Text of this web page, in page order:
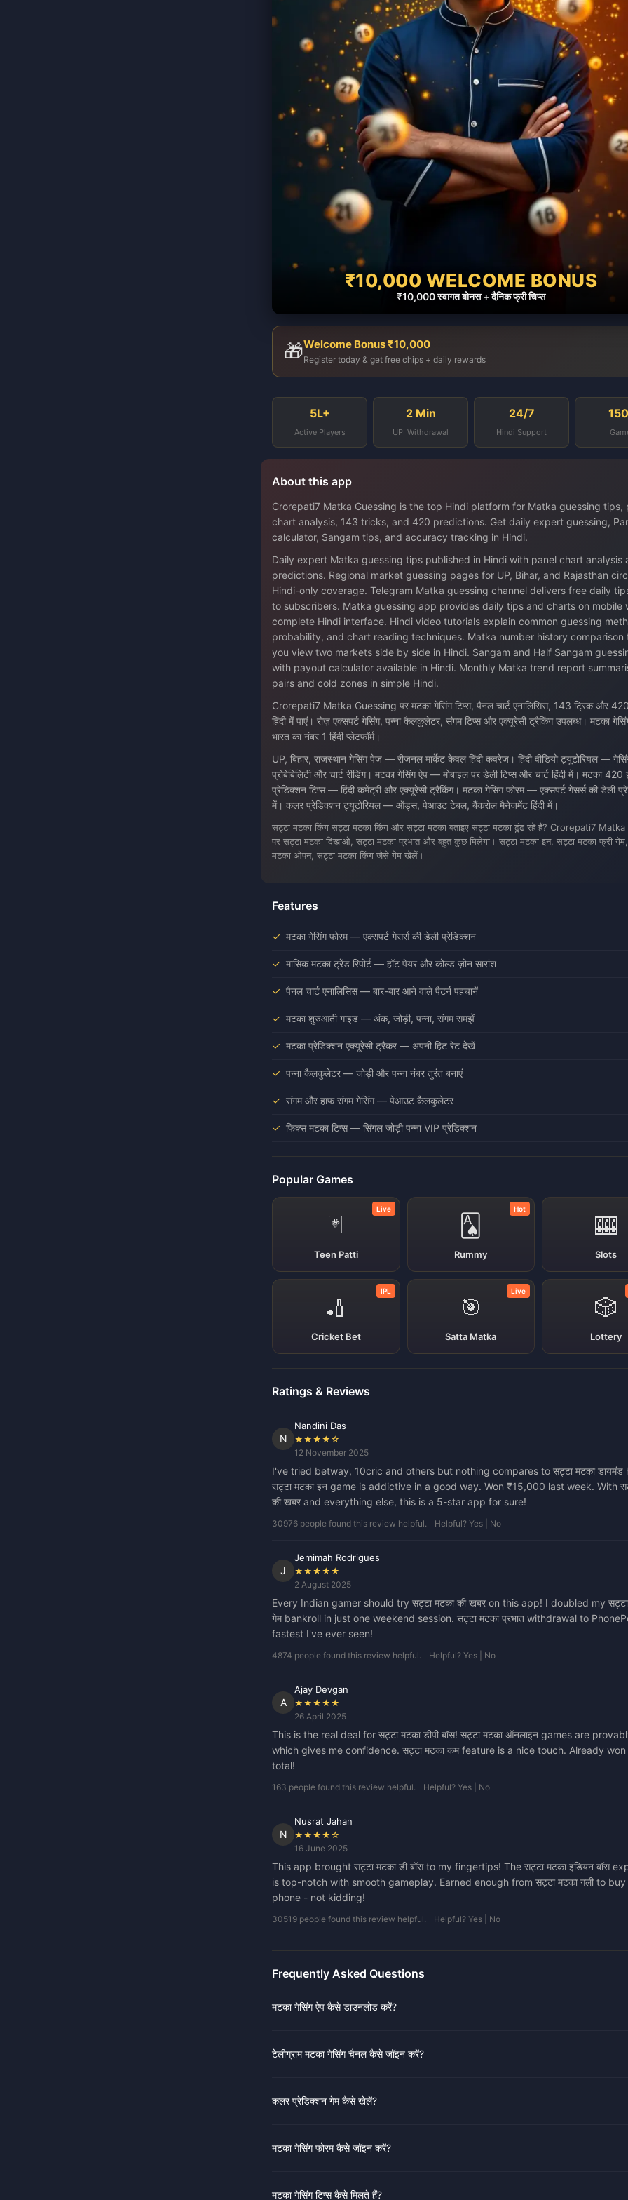
₹10,000 WELCOME BONUS
₹10,000 स्वागत बोनस + दैनिक फ्री चिप्स
🎁Welcome Bonus ₹10,000
Register today & get free chips + daily rewards
5L+
Active Players
2 Min
UPI Withdrawal
24/7
Hindi Support
About this app
Crorepati7 Matka Guessing is the top Hindi platform for Matka guessing tips,
chart analysis, 143 tricks, and 420 predictions. Get daily expert guessing,
calculator, Sangam tips, and accuracy tracking in Hindi.
Daily expert Matka guessing tips published in Hindi with panel chart analysis
predictions. Regional market guessing pages for UP, Bihar, and Rajasthan
Hindi-only coverage. Telegram Matka guessing channel delivers free daily
to subscribers. Matka guessing app provides daily tips and charts on mobile
complete Hindi interface. Hindi video tutorials explain common guessing
probability, and chart reading techniques. Matka number history comparison
you view two markets side by side in Hindi. Sangam and Half Sangam
with payout calculator available in Hindi. Monthly Matka trend report
pairs and cold zones in simple Hindi.
Crorepati7 Matka Guessing पर मटका गेसिंग टिप्स, पैनल चार्ट एनालिसिस, 143 ट्रिक और
हिंदी में पाएं। रोज़ एक्सपर्ट गेसिंग, पन्ना कैलकुलेटर, संगम टिप्स और एक्यूरेसी ट्रैकिंग उपलब्ध। मटका
भारत का नंबर 1 हिंदी प्लेटफॉर्म।
UP, बिहार, राजस्थान गेसिंग पेज — रीजनल मार्केट केवल हिंदी कवरेज। हिंदी वीडियो ट्यूटोरियल —
प्रोबेबिलिटी और चार्ट रीडिंग। मटका गेसिंग ऐप — मोबाइल पर डेली टिप्स और चार्ट हिंदी में। मटका
प्रेडिक्शन टिप्स — हिंदी कमेंट्री और एक्यूरेसी ट्रैकिंग। मटका गेसिंग फोरम — एक्सपर्ट गेसर्स की डेली
में। कलर प्रेडिक्शन ट्यूटोरियल — ऑड्स, पेआउट टेबल, बैंकरोल मैनेजमेंट हिंदी में।
सट्टा मटका किंग सट्टा मटका किंग और सट्टा मटका बताइए सट्टा मटका ढूंढ रहे हैं? Crorepati7
पर सट्टा मटका दिखाओ, सट्टा मटका प्रभात और बहुत कुछ मिलेगा। सट्टा मटका इन, सट्टा मटका फ्री
मटका ओपन, सट्टा मटका किंग जैसे गेम खेलें।
Features
मटका गेसिंग फोरम — एक्सपर्ट गेसर्स की डेली प्रेडिक्शन
मासिक मटका ट्रेंड रिपोर्ट — हॉट पेयर और कोल्ड ज़ोन सारांश
पैनल चार्ट एनालिसिस — बार-बार आने वाले पैटर्न पहचानें
मटका शुरुआती गाइड — अंक, जोड़ी, पन्ना, संगम समझें
मटका प्रेडिक्शन एक्यूरेसी ट्रैकर — अपनी हिट रेट देखें
पन्ना कैलकुलेटर — जोड़ी और पन्ना नंबर तुरंत बनाएं
संगम और हाफ संगम गेसिंग — पेआउट कैलकुलेटर
फिक्स मटका टिप्स — सिंगल जोड़ी पन्ना VIP प्रेडिक्शन
Popular Games
🃏
Teen Patti
Live
🂡
Rummy
Hot
🎰
Slots
🏏
Cricket Bet
IPL
🎯
Satta Matka
Live
🎲
Lottery
Ratings & Reviews
N
Nandini Das
★★★★☆
12 November 2025
I've tried betway, 10cric and others but nothing compares to सट्टा मटका डायमंड
सट्टा मटका इन game is addictive in a good way. Won ₹15,000 last week. With
की खबर and everything else, this is a 5-star app for sure!
30976 people found this review helpful. Helpful? Yes | No
J
Jemimah Rodrigues
★★★★★
2 August 2025
Every Indian gamer should try सट्टा मटका की खबर on this app! I doubled my सट्टा
गेम bankroll in just one weekend session. सट्टा मटका प्रभात withdrawal to
fastest I've ever seen!
4874 people found this review helpful. Helpful? Yes | No
A
Ajay Devgan
★★★★★
26 April 2025
This is the real deal for सट्टा मटका डीपी बॉस! सट्टा मटका ऑनलाइन games are
which gives me confidence. सट्टा मटका कम feature is a nice touch. Already
total!
163 people found this review helpful. Helpful? Yes | No
N
Nusrat Jahan
★★★★☆
16 June 2025
This app brought सट्टा मटका डी बॉस to my fingertips! The सट्टा मटका इंडियन बॉस
is top-notch with smooth gameplay. Earned enough from सट्टा मटका गली to
phone - not kidding!
30519 people found this review helpful. Helpful? Yes | No
Frequently Asked Questions
मटका गेसिंग ऐप कैसे डाउनलोड करें?
टेलीग्राम मटका गेसिंग चैनल कैसे जॉइन करें?
कलर प्रेडिक्शन गेम कैसे खेलें?
मटका गेसिंग फोरम कैसे जॉइन करें?
मटका गेसिंग टिप्स कैसे मिलते हैं?